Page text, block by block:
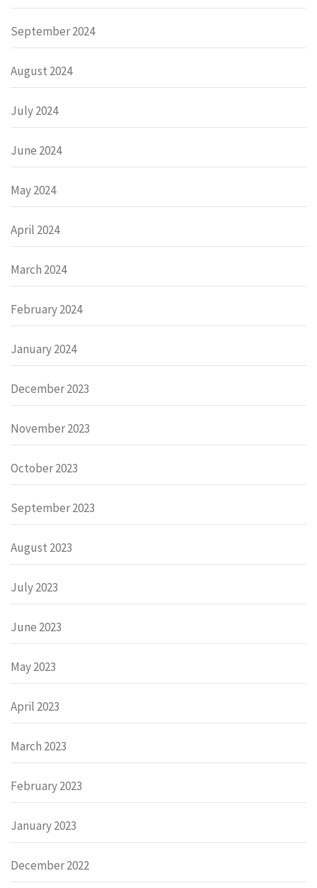
September 2024
August 2024
July 2024
June 2024
May 2024
April 2024
March 2024
February 2024
January 2024
December 2023
November 2023
October 2023
September 2023
August 2023
July 2023
June 2023
May 2023
April 2023
March 2023
February 2023
January 2023
December 2022